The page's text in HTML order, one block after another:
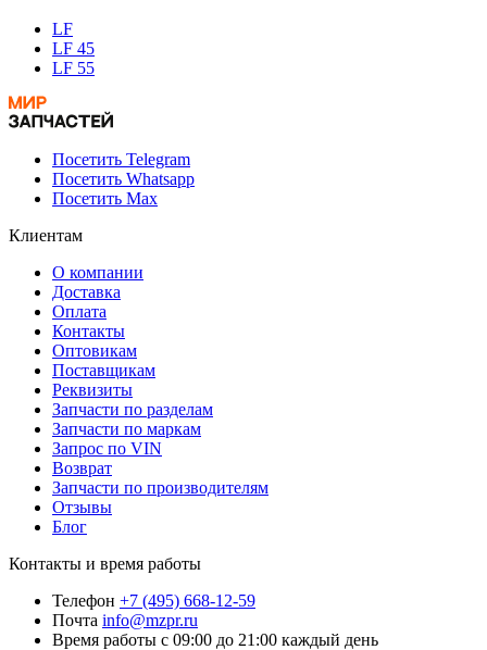
LF
LF 45
LF 55
Посетить Telegram
Посетить Whatsapp
Посетить Max
Клиентам
О компании
Доставка
Оплата
Контакты
Оптовикам
Поставщикам
Реквизиты
Запчасти по разделам
Запчасти по маркам
Запрос по VIN
Возврат
Запчасти по производителям
Отзывы
Блог
Контакты и время работы
Телефон +7 (495) 668-12-59
Почта info@mzpr.ru
Время работы с 09:00 до 21:00 каждый день